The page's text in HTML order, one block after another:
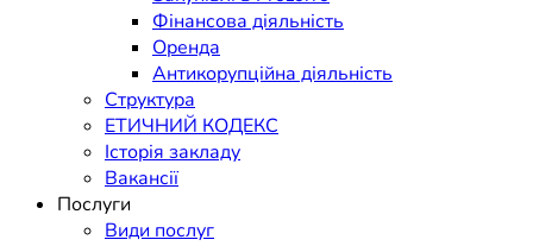
Фінансова діяльність
Оренда
Антикорупційна діяльність
Структура
ЕТИЧНИЙ КОДЕКС
Історія закладу
Вакансії
Послуги
Види послуг